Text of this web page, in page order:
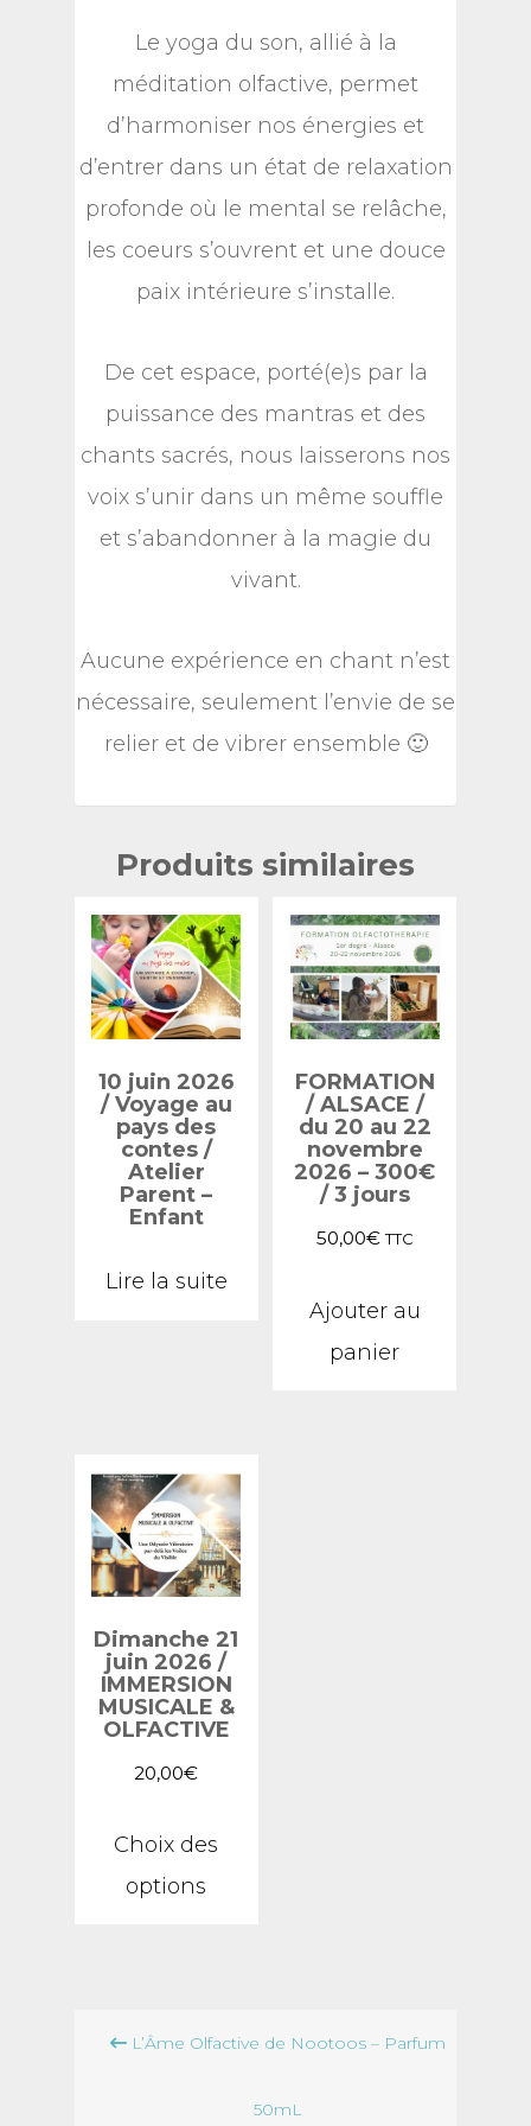
Le yoga du son, allié à la
méditation olfactive, permet
d’harmoniser nos énergies et
d’entrer dans un état de relaxation
profonde où le mental se relâche,
les coeurs s’ouvrent et une douce
paix intérieure s’installe.
De cet espace, porté(e)s par la
puissance des mantras et des
chants sacrés, nous laisserons nos
voix s’unir dans un même souffle
et s’abandonner à la magie du
vivant.
Aucune expérience en chant n’est
nécessaire, seulement l’envie de se
relier et de vibrer ensemble 🙂
Produits similaires
10 juin 2026
/ Voyage au
pays des
contes /
Atelier
Parent –
Enfant
Lire la suite
FORMATION
/ ALSACE /
du 20 au 22
novembre
2026 – 300€
/ 3 jours
50,00€ TTC
Ajouter au
panier
Dimanche 21
juin 2026 /
IMMERSION
MUSICALE &
OLFACTIVE
20,00€
Choix des
options
peuvent
Navigation
L’Âme Olfactive de Nootoos – Parfum
50mL